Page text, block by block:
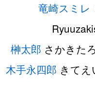
竜崎スミレ
榊太郎 さかきた
木手永四郎 きて